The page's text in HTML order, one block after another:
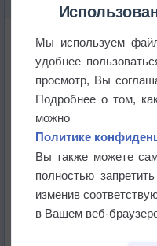
НОВОЕ О ПОГОДЕ
Атмосфера
В Приморье
Изменение
бабочек
Погода в
Мы используем
удобнее
просмотр, Вы
Подробнее о том,
можно
Политике
Вы также можете
полностью
изменив
в Вашем веб-